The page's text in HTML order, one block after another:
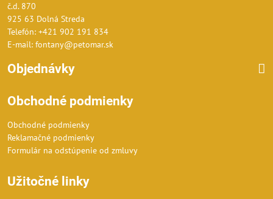
č.d. 870
925 63 Dolná Streda
Telefón: +421 902 191 834
E-mail: fontany@petomar.sk
Objednávky
Obchodné podmienky
Obchodné podmienky
Reklamačné podmienky
Formulár na odstúpenie od zmluvy
Užitočné linky